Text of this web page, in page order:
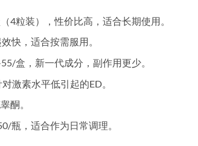
4粒装），性价比高，适合长期使用。
快，适合按需服用。
盒，新一代成分，副作用更少。
激素水平低引起的ED。
酮。
瓶，适合作为日常调理。